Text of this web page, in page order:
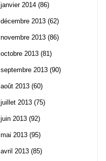
janvier 2014 (86)
décembre 2013 (62)
novembre 2013 (86)
octobre 2013 (81)
septembre 2013 (90)
août 2013 (60)
juillet 2013 (75)
juin 2013 (92)
mai 2013 (95)
avril 2013 (85)